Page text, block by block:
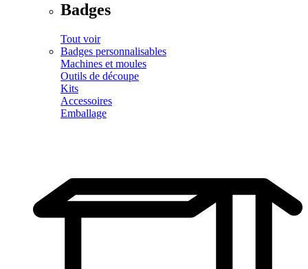
Badges
Tout voir
Badges personnalisables
Machines et moules
Outils de découpe
Kits
Accessoires
Emballage